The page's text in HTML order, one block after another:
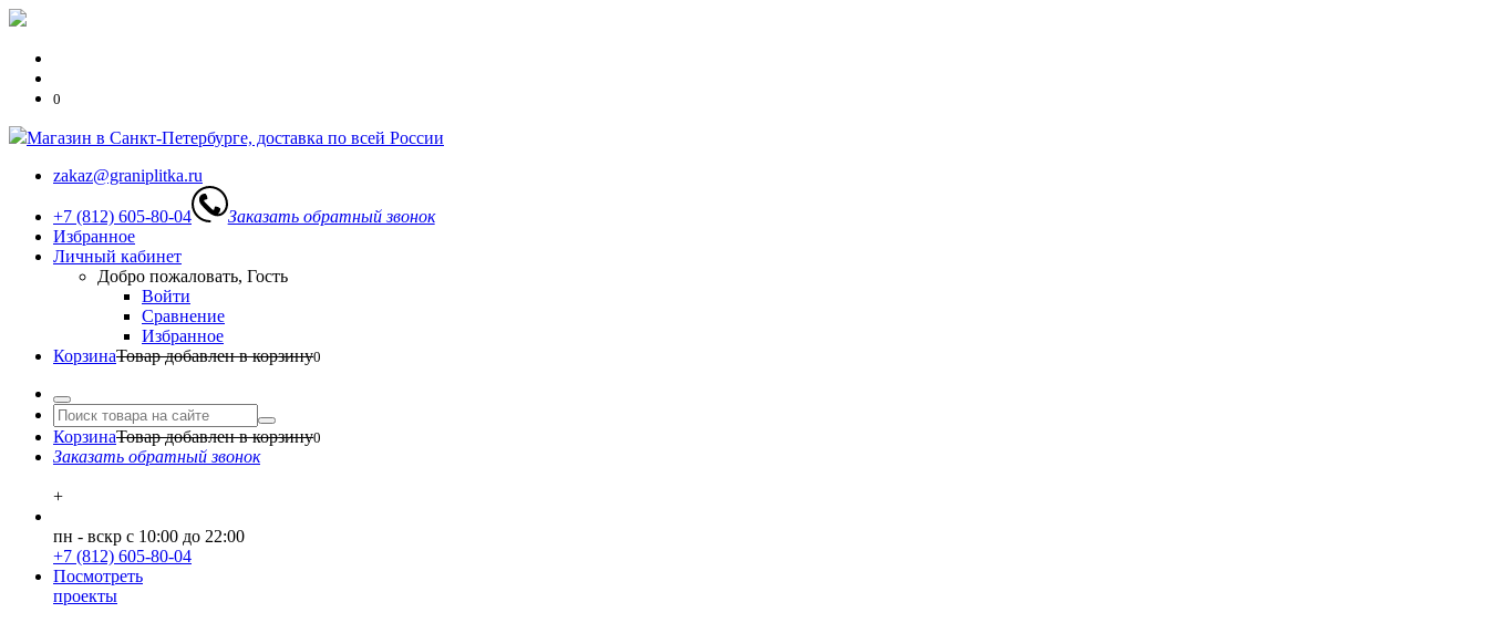
0
Магазин в Санкт-Петербурге, доставка по всей России
zakaz@graniplitka.ru
+7 (812) 605-80-04
Заказать обратный звонок
Избранное
Личный кабинет
Добро пожаловать, Гость
Войти
Сравнение
Избранное
КорзинаТовар добавлен в корзину0
КорзинаТовар добавлен в корзину0
Заказать обратный звонок
+
пн - вскр с 10:00 до 22:00
+7 (812) 605-80-04
Посмотреть
проекты